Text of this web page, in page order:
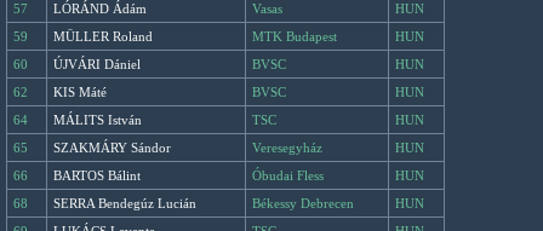
57
LÓRÁND Ádám Vasas
HUN
59
MÜLLER Roland MTK Budapest
HUN
60
ÚJVÁRI Dániel BVSC
HUN
62
KIS Máté BVSC
HUN
64
MÁLITS István TSC
HUN
65
SZAKMÁRY Sándor Veresegyház
HUN
66
BARTOS Bálint Óbudai Fless
HUN
68
SERRA Bendegúz Lucián Békessy Debrecen
HUN